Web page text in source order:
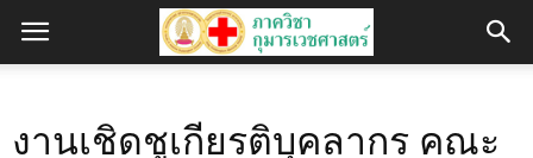
งานเชิดชูเกียรติบุคลากร คณะ